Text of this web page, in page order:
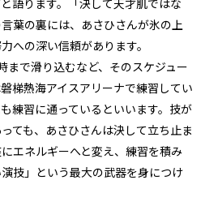
語ります。「決して天才肌ではな
葉の裏には、あさひさんが氷の上
への深い信頼があります。
まで滑り込むなど、そのスケジュー
梯熱海アイスアリーナで練習してい
練習に通っているといいます。技が
ても、あさひさんは決して立ち止ま
エネルギーへと変え、練習を積み
技」という最大の武器を身につけ